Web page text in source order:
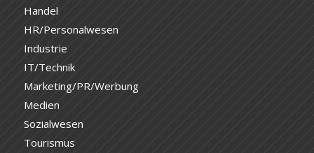
Handel
HR/Personalwesen
Industrie
IT/Technik
Marketing/PR/Werbung
Medien
Sozialwesen
Tourismus